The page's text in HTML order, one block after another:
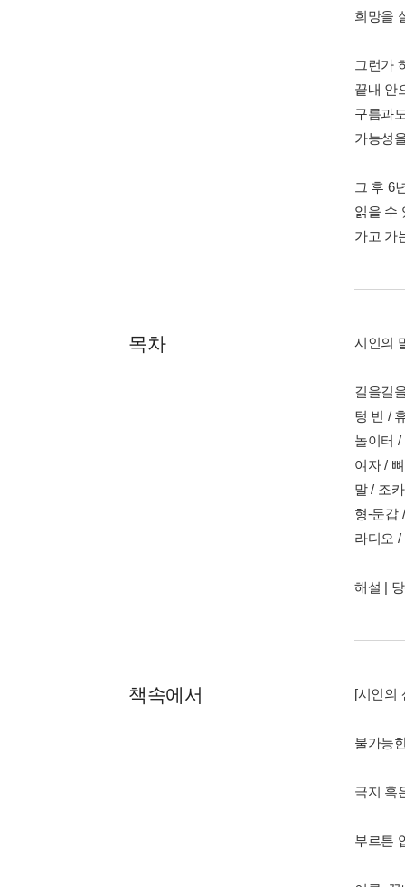
희망을
그런가
끝내 안
구름과
가능성
그 후 6
읽을 수
가고 가
목차 시인의
길을길
텅 빈 /
놀이터
여자 /
말 / 조
형-둔갑
라디오
해설 |
책속에서 [시인의
불가능
극지 혹
부르튼